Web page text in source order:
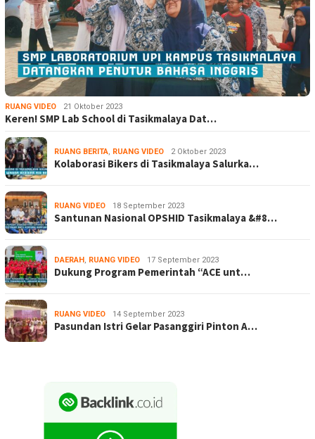
RUANG VIDEO 21 Oktober 2023
Keren! SMP Lab School di Tasikmalaya Dat…
RUANG BERITA, RUANG VIDEO 2 Oktober 2023
Kolaborasi Bikers di Tasikmalaya Salurka…
RUANG VIDEO 18 September 2023
Santunan Nasional OPSHID Tasikmalaya &#8…
DAERAH, RUANG VIDEO 17 September 2023
Dukung Program Pemerintah “ACE unt…
RUANG VIDEO 14 September 2023
Pasundan Istri Gelar Pasanggiri Pinton A…